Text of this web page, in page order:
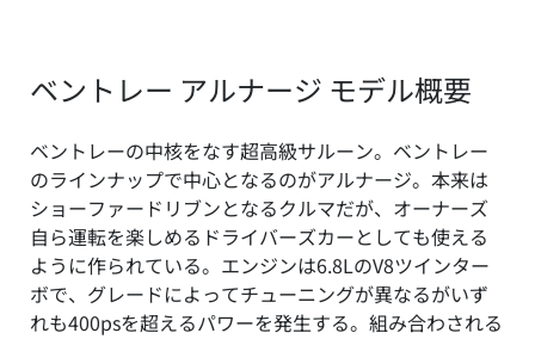
ベントレー アルナージ モデル概要
ベントレーの中核をなす超高級サルーン。ベントレー
のラインナップで中心となるのがアルナージ。本来は
ショーファードリブンとなるクルマだが、オーナーズ
自ら運転を楽しめるドライバーズカーとしても使える
ように作られている。エンジンは6.8LのV8ツインター
ボで、グレードによってチューニングが異なるがいず
れも400psを超えるパワーを発生する。組み合わされる